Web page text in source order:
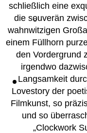
schließlich eine
die souverän
wahnwitzigen
einem Füllhorn
den Vordergrund
irgendwo
Langsamkeit
Lovestory der
Filmkunst, so
und so
„Clockwork